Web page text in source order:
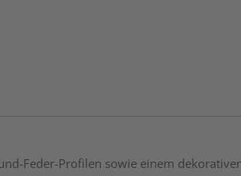
Feder-Profilen sowie einem